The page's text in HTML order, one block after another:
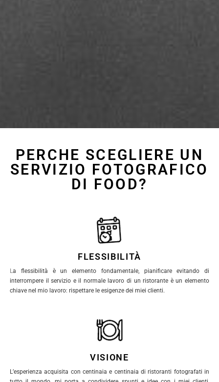
PERCHE SCEGLIERE UN
SERVIZIO FOTOGRAFICO
DI FOOD?
FLESSIBILITÀ
La flessibilità è un elemento fondamentale, pianificare evitando di
interrompere il servizio e il normale lavoro di un ristorante è un elemento
chiave nel mio lavoro: rispettare le esigenze dei miei clienti.
VISIONE
L’esperienza acquisita con centinaia e centinaia di ristoranti fotografati in